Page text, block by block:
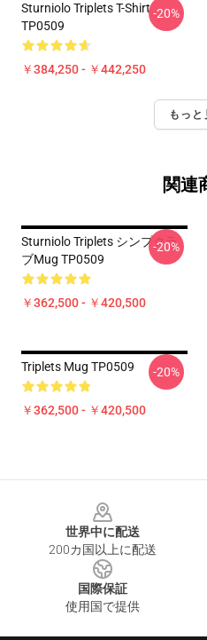
Sturniolo Triplets T-Shirt
TP0509
￥384,250 - ￥442,250
-20%
もっと
関連
Sturniolo Triplets シンプクラ
ブMug TP0509
￥362,500 - ￥420,500
-20%
Triplets Mug TP0509
￥362,500 - ￥420,500
-20%
世界中に配送
200カ国以上に配送
国際保証
使用国で提供